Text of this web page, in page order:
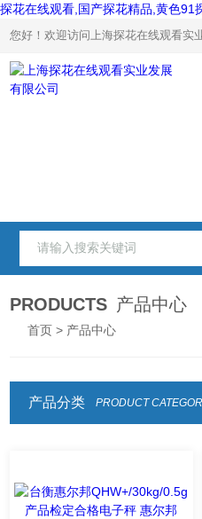
探花在线观看,国产探花精品,黄色91
您好！欢迎访问上海探花在线观看实业
PRODUCTS 产品中心
首页 > 产品中心
产品分类 PRODUCT